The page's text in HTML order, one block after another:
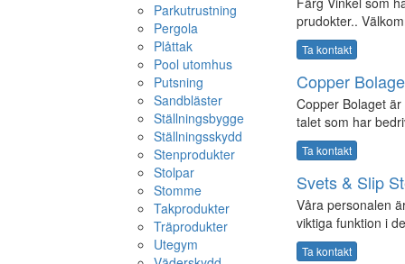
Parkutrustning
Pergola
Plåttak
Pool utomhus
Putsning
Sandbläster
Ställningsbygge
Ställningsskydd
Stenprodukter
Stolpar
Stomme
Takprodukter
Träprodukter
Utegym
prudokter..
Ta kontakt
Copper
Copper Bolaget
talet som har
Ta kontakt
Svets & Slip
Våra personalen
viktiga funktion i
Ta kontakt